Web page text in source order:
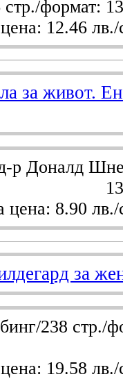
формат:
12.46 лв./
за живот.
р Доналд
8.90 лв./
за
238 стр./
19.58 лв./